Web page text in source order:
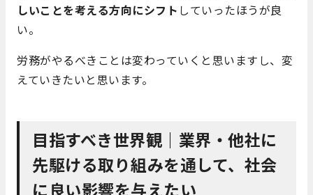
しいことを考える方向にシフト していったほうが良
い。
労務がやるべきことは変わっていくと思いますし、変
えていきたいと思います。
目指すべき世界観｜業界・他社に
先駆ける取り組みを通して、社会
に良い影響を与えたい